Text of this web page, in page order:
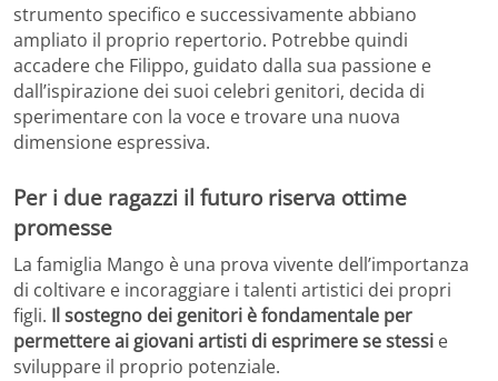
strumento specifico e successivamente abbiano
ampliato il proprio repertorio. Potrebbe quindi
accadere che Filippo, guidato dalla sua passione e
dall’ispirazione dei suoi celebri genitori, decida di
sperimentare con la voce e trovare una nuova
dimensione espressiva.
Per i due ragazzi il futuro riserva ottime
promesse
La famiglia Mango è una prova vivente dell’importanza
di coltivare e incoraggiare i talenti artistici dei propri
figli. Il sostegno dei genitori è fondamentale per
permettere ai giovani artisti di esprimere se stessi e
sviluppare il proprio potenziale.